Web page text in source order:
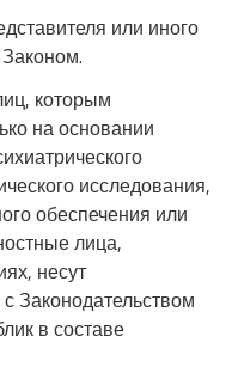
или иного
которым
на основании
исследования,
обеспечения или
лица,
несут
Законодательством
в составе